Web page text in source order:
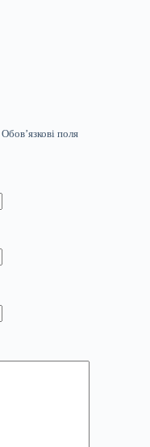
Обов’язкові поля